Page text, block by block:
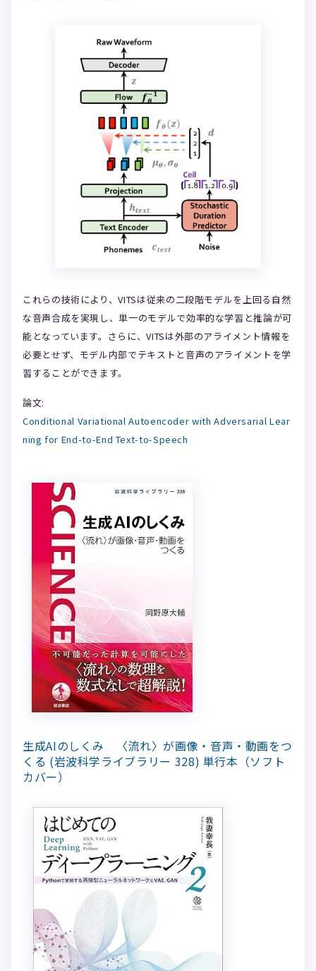
これらの技術により、VITSは従来の二段階モデルを上回る自然
な音声合成を実現し、単一のモデルで効率的な学習と推論が可
能となっています。さらに、VITSは外部のアライメント情報を
必要とせず、モデル内部でテキストと音声のアライメントを学
習することができます。
論文:
Conditional Variational Autoencoder with Adversarial Lear
ning for End-to-End Text-to-Speech
生成AIのしくみ 〈流れ〉が画像・音声・動画をつ
くる (岩波科学ライブラリー 328) 単行本（ソフト
カバー）